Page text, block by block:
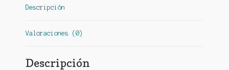
Descripción
Valoraciones (0)
Descripción